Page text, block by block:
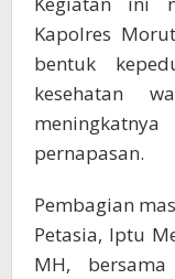
Kapolres
bentuk
kesehatan
pernapasan.
Pembagian
Petasia, Iptu
MH,